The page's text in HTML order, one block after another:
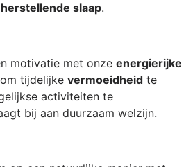
herstellende slaap.
motivatie met onze energierijke
tijdelijke vermoeidheid te
activiteiten te
bij aan duurzaam welzijn.